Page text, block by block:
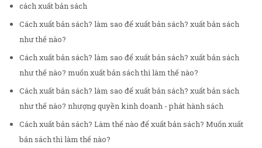
cách xuất bản sách
Cách xuất bản sách? làm sao để xuất bản sách? xuất bản sách
như thế nào?
Cách xuất bản sách? làm sao để xuất bản sách? xuất bản sách
như thế nào? muốn xuất bản sách thì làm thế nào?
Cách xuất bản sách? làm sao để xuất bản sách? xuất bản sách
như thế nào? nhượng quyền kinh doanh - phát hành sách
Cách xuất bản sách? Làm thế nào để xuất bản sách? Muốn xuất
bản sách thì làm thế nào?